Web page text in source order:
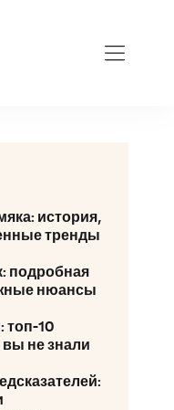
история,
тренды
подробная
нюансы
топ-10
не знали